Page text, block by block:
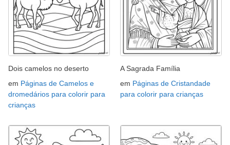
Dois camelos no deserto
em Páginas de Camelos e
dromedários para colorir para
crianças
A Sagrada Família
em Páginas de Cristandade
para colorir para crianças